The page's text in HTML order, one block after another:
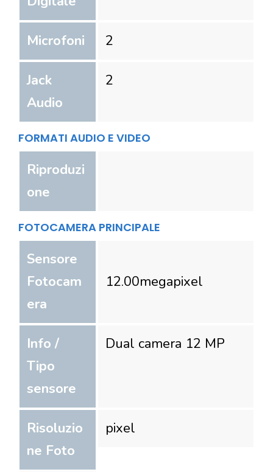
Microfoni 2
Jack
Audio
2
FORMATI AUDIO E VIDEO
Riproduzi
one
FOTOCAMERA PRINCIPALE
Sensore
Fotocam
era
12.00megapixel
Info /
Tipo
sensore
Dual camera 12 MP
Risoluzio
ne Foto
pixel